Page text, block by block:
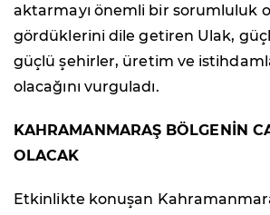
aktarmayı önemli bir sorumluluk
gördüklerini dile getiren Ulak,
güçlü şehirler, üretim ve
olacağını vurguladı.
KAHRAMANMARAŞ BÖLGENİN
OLACAK
Etkinlikte konuşan